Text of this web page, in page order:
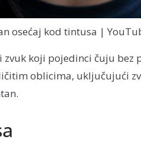
osećaj kod tintusa |
koji pojedinci čuju bez
oblicima, uključujući